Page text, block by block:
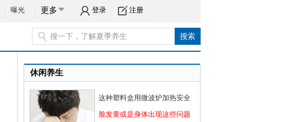
曝光 更多 登录 注册
休闲养生
这种塑料盒用微波炉加热安全
脸发黄或是身体出现这些问题